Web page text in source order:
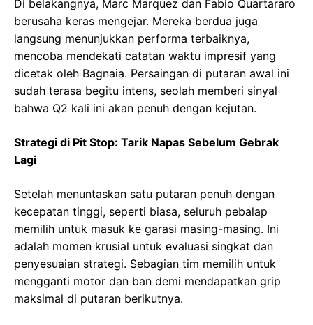
Di belakangnya, Marc Marquez dan Fabio Quartararo
berusaha keras mengejar. Mereka berdua juga
langsung menunjukkan performa terbaiknya,
mencoba mendekati catatan waktu impresif yang
dicetak oleh Bagnaia. Persaingan di putaran awal ini
sudah terasa begitu intens, seolah memberi sinyal
bahwa Q2 kali ini akan penuh dengan kejutan.
Strategi di Pit Stop: Tarik Napas Sebelum Gebrak
Lagi
Setelah menuntaskan satu putaran penuh dengan
kecepatan tinggi, seperti biasa, seluruh pebalap
memilih untuk masuk ke garasi masing-masing. Ini
adalah momen krusial untuk evaluasi singkat dan
penyesuaian strategi. Sebagian tim memilih untuk
mengganti motor dan ban demi mendapatkan grip
maksimal di putaran berikutnya.